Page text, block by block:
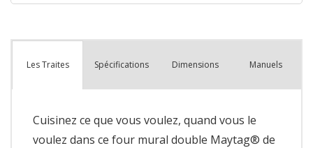
Les Traites Spécifications Dimensions Manuels
Cuisinez ce que vous voulez, quand vous le
voulez dans ce four mural double Maytag® de